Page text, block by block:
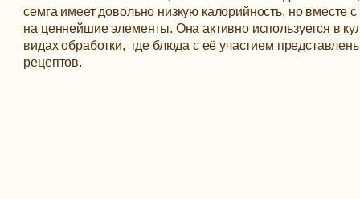
семга имеет довольно низкую калорийность, но вместе с
на ценнейшие элементы. Она активно используется в
видах обработки, где блюда с её участием
рецептов.